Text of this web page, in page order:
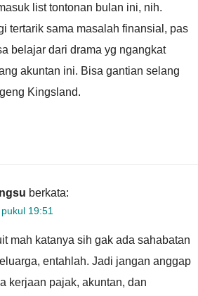
list tontonan bulan ini, nih.
tertarik sama masalah finansial, pas
belajar dari drama yg ngangkat
akuntan ini. Bisa gantian selang
Kingsland.
berkata:
19:51
mah katanya sih gak ada sahabatan
entahlah. Jadi jangan anggap
kerjaan pajak, akuntan, dan